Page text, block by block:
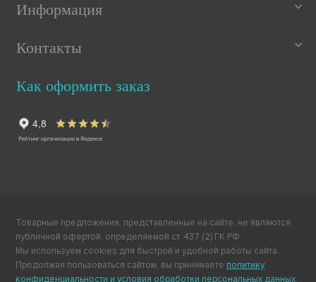
Информация
Контакты
Как оформить заказ
Товарные предложения, представленные на сайте, не являются
публичной офертой, определяемой ст. 437 (2) ГК РФ.
Мы используем cookies для быстрой и удобной работы сайта.
Продолжая пользоваться сайтом, вы принимаете политику
конфиденциальности и условия обработки персональных данных.